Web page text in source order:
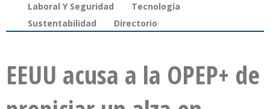
Laboral Y Seguridad
Tecnología
Sustentabilidad
Directorio
EEUU acusa a la OPEP+ de